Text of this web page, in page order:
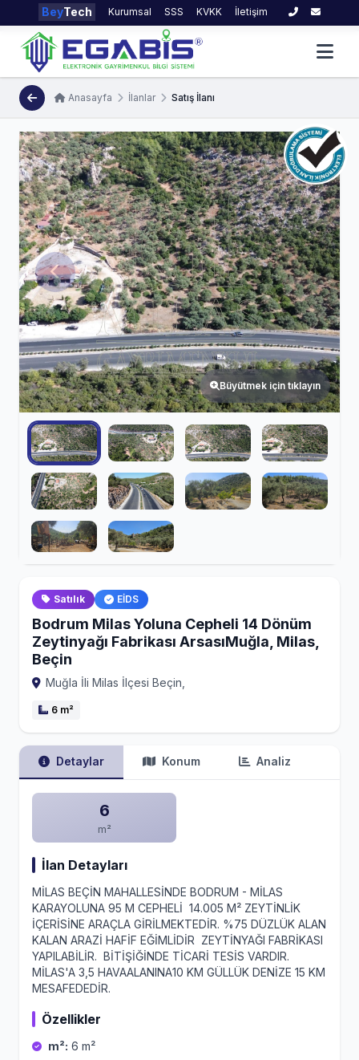
BeyTech Kurumsal SSS KVKK İletişim
Anasayfa İlanlar Satış İlanı
Büyütmek için tıklayın
Satılık EİDS
Bodrum Milas Yoluna Cepheli 14 Dönüm
Zeytinyağı Fabrikası ArsasıMuğla, Milas,
Beçin
Muğla İli Milas İlçesi Beçin,
6 m²
Detaylar Konum Analiz
6
m²
İlan Detayları
MİLAS BEÇİN MAHALLESİNDE BODRUM - MİLAS
KARAYOLUNA 95 M CEPHELİ 14.005 M² ZEYTİNLİK
İÇERİSİNE ARAÇLA GİRİLMEKTEDİR. %75 DÜZLÜK ALAN
KALAN ARAZİ HAFİF EĞİMLİDİR ZEYTİNYAĞI FABRİKASI
YAPILABİLİR. BİTİŞİĞİNDE TİCARİ TESİS VARDIR.
MİLAS'A 3,5 HAVAALANINA10 KM GÜLLÜK DENİZE 15 KM
MESAFEDEDİR.
Özellikler
m²: 6 m²